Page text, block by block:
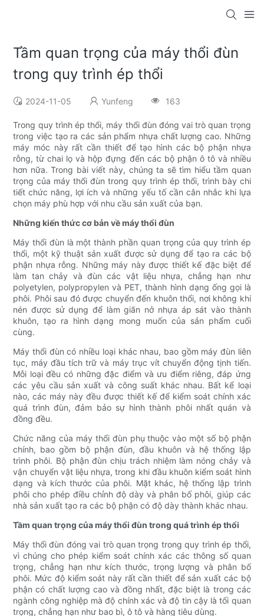
Tầm quan trọng của máy thổi đùn
trong quy trình ép thổi
2024-11-05 Yunfeng 163
Trong quy trình ép thổi, máy thổi đùn đóng vai trò quan trọng
trong việc tạo ra các sản phẩm nhựa chất lượng cao. Những
máy móc này rất cần thiết để tạo hình các bộ phận nhựa
rỗng, từ chai lọ và hộp đựng đến các bộ phận ô tô và nhiều
hơn nữa. Trong bài viết này, chúng ta sẽ tìm hiểu tầm quan
trọng của máy thổi đùn trong quy trình ép thổi, trình bày chi
tiết chức năng, lợi ích và những yếu tố cần cân nhắc khi lựa
chọn máy phù hợp với nhu cầu sản xuất của bạn.
Những kiến ​​thức cơ bản về máy thổi đùn
Máy thổi đùn là một thành phần quan trọng của quy trình ép
thổi, một kỹ thuật sản xuất được sử dụng để tạo ra các bộ
phận nhựa rỗng. Những máy này được thiết kế đặc biệt để
làm tan chảy và đùn các vật liệu nhựa, chẳng hạn như
polyetylen, polypropylen và PET, thành hình dạng ống gọi là
phôi. Phôi sau đó được chuyển đến khuôn thổi, nơi không khí
nén được sử dụng để làm giãn nở nhựa áp sát vào thành
khuôn, tạo ra hình dạng mong muốn của sản phẩm cuối
cùng.
Máy thổi đùn có nhiều loại khác nhau, bao gồm máy đùn liên
tục, máy đầu tích trữ và máy trục vít chuyển động tịnh tiến.
Mỗi loại đều có những đặc điểm và ưu điểm riêng, đáp ứng
các yêu cầu sản xuất và công suất khác nhau. Bất kể loại
nào, các máy này đều được thiết kế để kiểm soát chính xác
quá trình đùn, đảm bảo sự hình thành phôi nhất quán và
đồng đều.
Chức năng của máy thổi đùn phụ thuộc vào một số bộ phận
chính, bao gồm bộ phận đùn, đầu khuôn và hệ thống lập
trình phôi. Bộ phận đùn chịu trách nhiệm làm nóng chảy và
vận chuyển vật liệu nhựa, trong khi đầu khuôn kiểm soát hình
dạng và kích thước của phôi. Mặt khác, hệ thống lập trình
phôi cho phép điều chỉnh độ dày và phân bố phôi, giúp các
nhà sản xuất tạo ra các bộ phận có độ dày thành khác nhau.
Tầm quan trọng của máy thổi đùn trong quá trình ép thổi
Máy thổi đùn đóng vai trò quan trọng trong quy trình ép thổi,
vì chúng cho phép kiểm soát chính xác các thông số quan
trọng, chẳng hạn như kích thước, trọng lượng và phân bố
phôi. Mức độ kiểm soát này rất cần thiết để sản xuất các bộ
phận có chất lượng cao và đồng nhất, đặc biệt là trong các
ngành công nghiệp mà độ chính xác và độ tin cậy là tối quan
trọng, chẳng hạn như bao bì, ô tô và hàng tiêu dùng.